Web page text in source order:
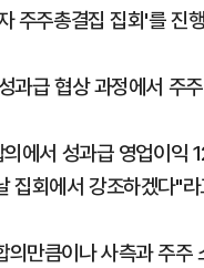
주주총결집 집회'를 진
과급 협상 과정에서 주
에서 성과급 영업이익
집회에서 강조하겠다"
의만큼이나 사측과 주